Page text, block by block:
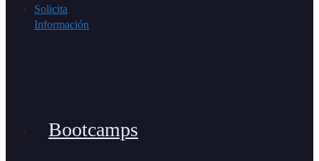
Solicita
Información
Bootcamps